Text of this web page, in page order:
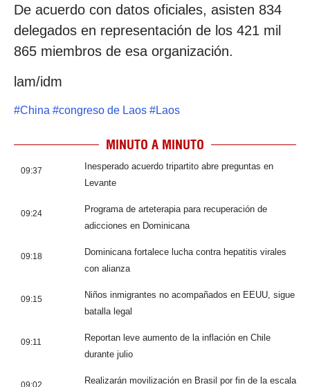
De acuerdo con datos oficiales, asisten 834
delegados en representación de los 421 mil
865 miembros de esa organización.
lam/idm
#China #congreso de Laos #Laos
MINUTO A MINUTO
09:37
Inesperado acuerdo tripartito abre preguntas en
Levante
09:24
Programa de arteterapia para recuperación de
adicciones en Dominicana
09:18
Dominicana fortalece lucha contra hepatitis virales
con alianza
09:15
Niños inmigrantes no acompañados en EEUU, sigue
batalla legal
09:11
Reportan leve aumento de la inflación en Chile
durante julio
09:02
Realizarán movilización en Brasil por fin de la escala